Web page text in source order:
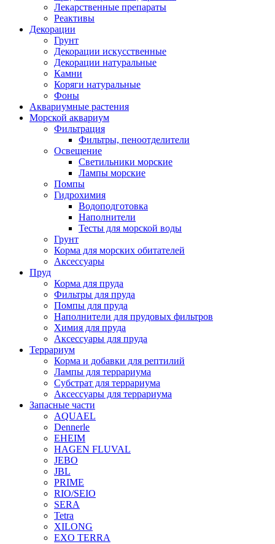
Лекарственные препараты
Реактивы
Декорации
Грунт
Декорации искусственные
Декорации натуральные
Камни
Коряги натуральные
Фоны
Аквариумные растения
Морской аквариум
Фильтрация
Фильтры, пеноотделители
Освещение
Светильники морские
Лампы морские
Помпы
Гидрохимия
Водоподготовка
Наполнители
Тесты для морской воды
Грунт
Корма для морских обитателей
Аксессуары
Пруд
Корма для пруда
Фильтры для пруда
Помпы для пруда
Наполнители для прудовых фильтров
Химия для пруда
Аксессуары для пруда
Террариум
Корма и добавки для рептилий
Лампы для террариума
Субстрат для террариума
Аксессуары для террариума
Запасные части
AQUAEL
Dennerle
EHEIM
HAGEN FLUVAL
JEBO
JBL
PRIME
RIO/SEIO
SERA
Tetra
XILONG
EXO TERRA